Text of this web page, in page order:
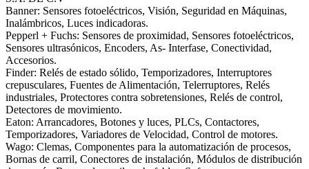
Banner: Sensores fotoeléctricos, Visión, Seguridad en Máquinas,
Inalámbricos, Luces indicadoras.
Pepperl + Fuchs: Sensores de proximidad, Sensores fotoeléctricos,
Sensores ultrasónicos, Encoders, As- Interfase, Conectividad,
Accesorios.
Finder: Relés de estado sólido, Temporizadores, Interruptores
crepusculares, Fuentes de Alimentación, Telerruptores, Relés
industriales, Protectores contra sobretensiones, Relés de control,
Detectores de movimiento.
Eaton: Arrancadores, Botones y luces, PLCs, Contactores,
Temporizadores, Variadores de Velocidad, Control de motores.
Wago: Clemas, Componentes para la automatización de procesos,
Bornas de carril, Conectores de instalación, Módulos de distribución